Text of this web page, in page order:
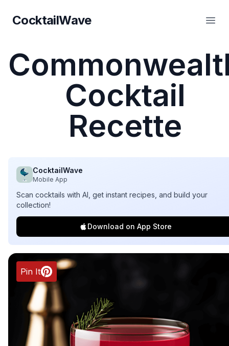
CocktailWave
CocktailWave
Cocktail
Recette
CocktailWave
Mobile App
Scan cocktails with AI, get instant recipes, and build your
collection!
Download on App Store
Pin It